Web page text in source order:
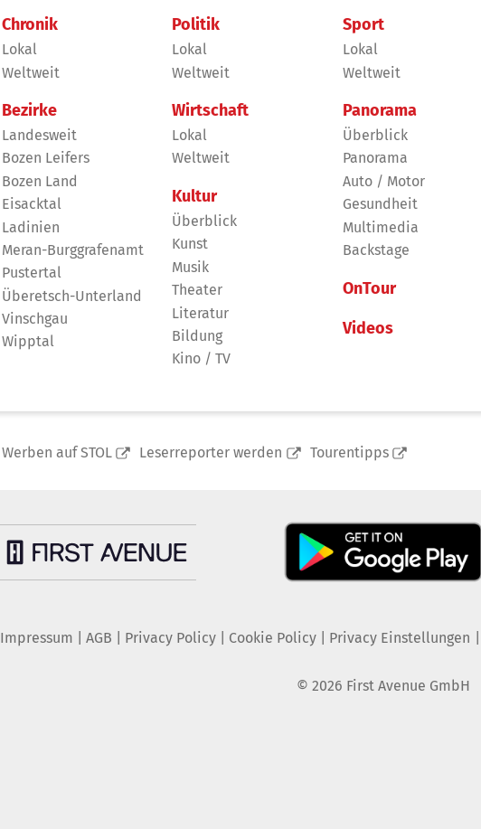
Chronik
Lokal
Weltweit
Bezirke
Landesweit
Bozen Leifers
Bozen Land
Eisacktal
Ladinien
Meran-Burggrafenamt
Pustertal
Überetsch-Unterland
Vinschgau
Wipptal
Politik
Lokal
Weltweit
Wirtschaft
Lokal
Weltweit
Kultur
Überblick
Kunst
Musik
Theater
Literatur
Bildung
Kino / TV
Sport
Lokal
Weltweit
Panorama
Überblick
Panorama
Auto / Motor
Gesundheit
Multimedia
Backstage
OnTour
Videos
Werben auf STOL Leserreporter werden Tourentipps
Impressum AGB Privacy Policy| Cookie Policy| Privacy Einstellungen
© 2026 First Avenue GmbH